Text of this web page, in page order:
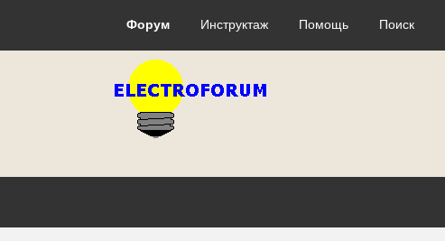
Форум Инструктаж Помощь Поиск